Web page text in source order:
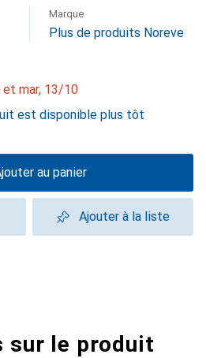
Marque
Plus de produits Noreve
et mar, 13/10
est disponible plus tôt
au panier
Ajouter à la liste
sur le produit